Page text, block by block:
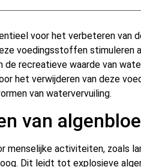
voor het verbeteren van
voedingsstoffen stimuleren
recreatieve waarde van
het verwijderen van deze
van watervervuiling.
van
menselijke activiteiten, zoals
Dit leidt tot explosieve